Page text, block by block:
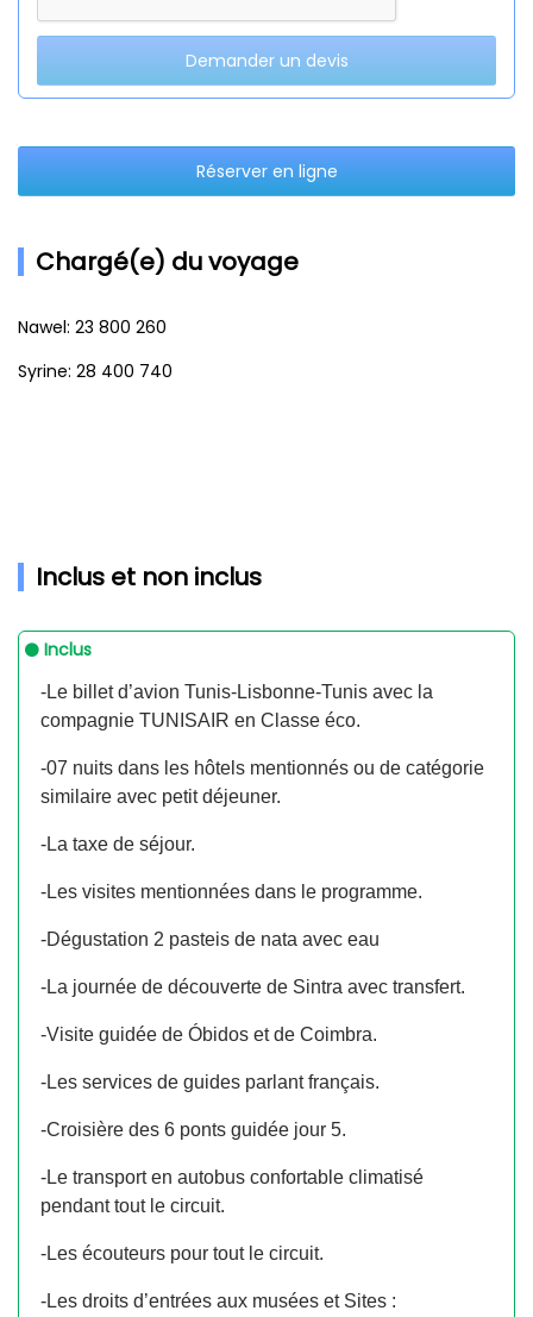
Demander un devis
Réserver en ligne
Chargé(e) du voyage
Nawel: 23 800 260
Syrine: 28 400 740
Inclus et non inclus
Inclus
-Le billet d’avion Tunis-Lisbonne-Tunis avec la
compagnie TUNISAIR en Classe éco.
-07 nuits dans les hôtels mentionnés ou de catégorie
similaire avec petit déjeuner.
-La taxe de séjour.
-Les visites mentionnées dans le programme.
-Dégustation 2 pasteis de nata avec eau
-La journée de découverte de Sintra avec transfert.
-Visite guidée de Óbidos et de Coimbra.
-Les services de guides parlant français.
-Croisière des 6 ponts guidée jour 5.
-Le transport en autobus confortable climatisé
pendant tout le circuit.
-Les écouteurs pour tout le circuit.
-Les droits d’entrées aux musées et Sites :